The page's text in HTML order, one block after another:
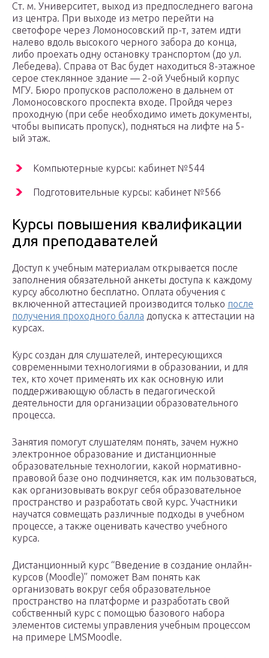
Ст. м. Университет, выход из предпоследнего вагона
из центра. При выходе из метро перейти на
светофоре через Ломоносовский пр-т, затем идти
налево вдоль высокого черного забора до конца,
либо проехать одну остановку транспортом (до ул.
Лебедева). Справа от Вас будет находиться 8-этажное
серое стеклянное здание — 2-ой Учебный корпус
МГУ. Бюро пропусков расположено в дальнем от
Ломоносовского проспекта входе. Пройдя через
проходную (при себе необходимо иметь документы,
чтобы выписать пропуск), подняться на лифте на 5-
ый этаж.
Компьютерные курсы: кабинет №544
Подготовительные курсы: кабинет №566
Курсы повышения квалификации
для преподавателей
Доступ к учебным материалам открывается после
заполнения обязательной анкеты доступа к каждому
курсу абсолютно бесплатно. Оплата обучения с
включенной аттестацией производится только после
получения проходного балла допуска к аттестации на
курсах.
Курс создан для слушателей, интересующихся
современными технологиями в образовании, и для
тех, кто хочет применять их как основную или
поддерживающую область в педагогической
деятельности для организации образовательного
процесса.
Занятия помогут слушателям понять, зачем нужно
электронное образование и дистанционные
образовательные технологии, какой нормативно-
правовой базе оно подчиняется, как им пользоваться,
как организовывать вокруг себя образовательное
пространство и разработать свой курс. Участники
научатся совмещать различные подходы в учебном
процессе, а также оценивать качество учебного
курса.
Дистанционный курс “Введение в создание онлайн-
курсов (Moodle)” поможет Вам понять как
организовать вокруг себя образовательное
пространство на платформе и разработать свой
собственный курс с помощью базового набора
элементов системы управления учебным процессом
на примере LMSMoodle.